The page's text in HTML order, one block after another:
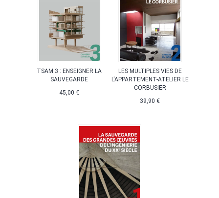
TSAM 3 : ENSEIGNER LA
SAUVEGARDE
45,00 €
LES MULTIPLES VIES DE
L'APPARTEMENT-ATELIER LE
CORBUSIER
39,90 €